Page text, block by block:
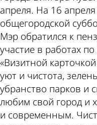
апреля. На 16
общегородской
Мэр обратился к
участие в работах по
«Визитной
уют и чистота,
убранство парков и
любим свой город и
и современным.